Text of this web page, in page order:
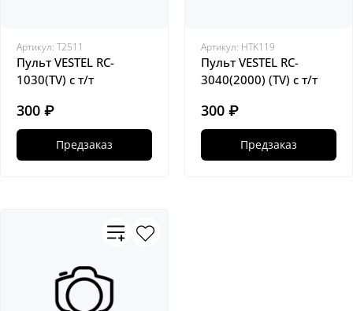
Артикул: Т2511
Пульт VESTEL RC-
1030(TV) с т/т
300 ₽
Предзаказ
Артикул: HTK119
Пульт VESTEL RC-
3040(2000) (TV) с т/т
300 ₽
Предзаказ